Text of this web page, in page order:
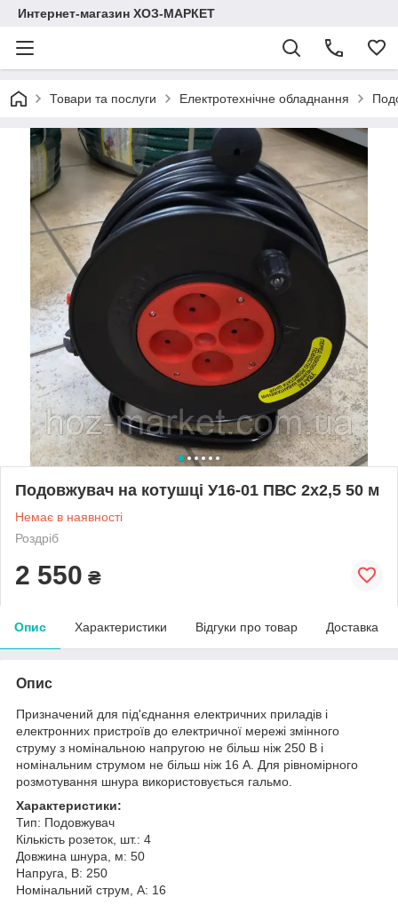
Интернет-магазин ХОЗ-МАРКЕТ
Товари та послуги Електротехнічне обладнання
Подовжувач на котушці У16-01 ПВС 2х2,5 50 м
Немає в наявності
Роздріб
2 550 ₴
Опис Характеристики Відгуки про товар Доставка
Опис
Призначений для під'єднання електричних приладів і
електронних пристроїв до електричної мережі змінного
струму з номінальною напругою не більш ніж 250 В і
номінальним струмом не більш ніж 16 А. Для рівномірного
розмотування шнура використовується гальмо.
Характеристики:
Тип: Подовжувач
Кількість розеток, шт.: 4
Довжина шнура, м: 50
Напруга, В: 250
Номінальний струм, А: 16